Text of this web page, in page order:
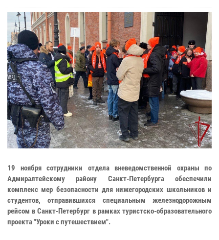
19 ноября сотрудники отдела вневедомственной охраны по
Адмиралтейскому району Санкт-Петербурга обеспечили
комплекс мер безопасности для нижегородских школьников и
студентов, отправившихся специальным железнодорожным
рейсом в Санкт-Петербург в рамках туристско-образовательного
проекта "Уроки с путешествием".